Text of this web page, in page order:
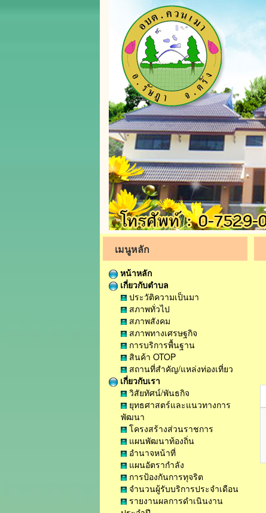
เมนูหลัก
หน้าหลัก
เกี่ยวกับตำบล
ประวัติความเป็นมา
สภาพทั่วไป
สภาพสังคม
สภาพทางเศรษฐกิจ
การบริการพื้นฐาน
สินค้า OTOP
สถานที่สำคัญ/แหล่งท่องเที่ยว
เกี่ยวกับเรา
วิสัยทัศน์/พันธกิจ
ยุทธศาสตร์และแนวทางการ
พัฒนา
โครงสร้างส่วนราชการ
แผนพัฒนาท้องถิ่น
อำนาจหน้าที่
แผนอัตรากำลัง
การป้องกันการทุจริต
จำนวนผู้รับบริการประจำเดือน
รายงานผลการดำเนินงาน